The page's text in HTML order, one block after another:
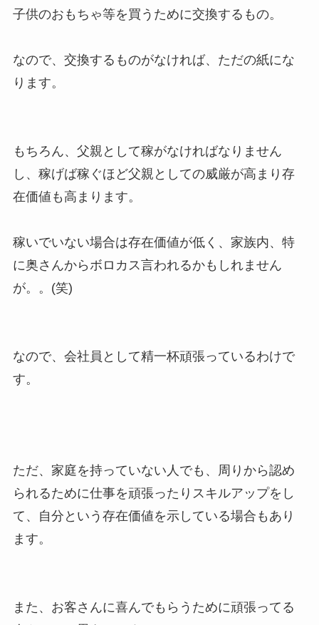
子供のおもちゃ等を買うために交換するもの。
なので、交換するものがなければ、ただの紙にな
ります。
もちろん、父親として稼がなければなりません
し、稼げば稼ぐほど父親としての威厳が高まり存
在価値も高まります。
稼いでいない場合は存在価値が低く、家族内、特
に奥さんからボロカス言われるかもしれません
が。。(笑)
なので、会社員として精一杯頑張っているわけで
す。
ただ、家庭を持っていない人でも、周りから認め
られるために仕事を頑張ったりスキルアップをし
て、自分という存在価値を示している場合もあり
ます。
また、お客さんに喜んでもらうために頑張ってる